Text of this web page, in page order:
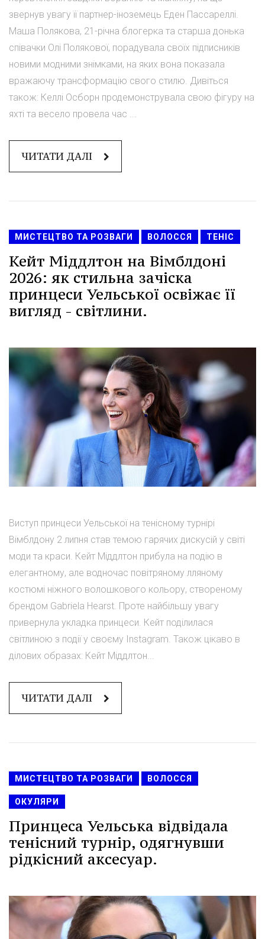
звернув увагу її партнер-іноземець Еден Пассареллі.
Маша Полякова, 21-річна блогерка та старша донька
співачки Олі Полякової, порадувала своїх підписників
новими модними знімками, на яких вона показала
вражаючу трансформацію свого стилю. Дивіться
також: Келлі Осборн продемонструвала свою фігуру на
яхті та весело провела час ...
ЧИТАТИ ДАЛІ
МИСТЕЦТВО ТА РОЗВАГИ ВОЛОССЯ ТЕНІС
Кейт Міддлтон на Вімблдоні
2026: як стильна зачіска
принцеси Уельської освіжає її
вигляд - світлини.
Виступ принцеси Уельської на тенісному турнірі
Вімблдону 2 липня став темою гарячих дискусій у світі
моди та краси. Кейт Міддлтон прибула на подію в
елегантному, але водночас повітряному лляному
костюмі ніжного волошкового кольору, створеному
брендом Gabriela Hearst. Проте найбільшу увагу
привернула укладка принцеси. Кейт поділилася
світлиною з події у своєму Instagram. Також цікаво в
ділових образах: Кейт Міддлтон...
ЧИТАТИ ДАЛІ
МИСТЕЦТВО ТА РОЗВАГИ ВОЛОССЯ
ОКУЛЯРИ
Принцеса Уельська відвідала
тенісний турнір, одягнувши
рідкісний аксесуар.